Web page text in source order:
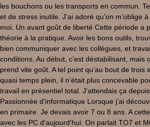
les bouchons ou les transports en commun.
et de stress inutile. J’ai adoré qu’on m’oblige
moi. Un avant goût de liberté Cette période a
théorie à la pratique. Avoir les bons outils,
bien communiquer avec les collègues, et
conditions. Au début, c’est déstabilisant, mais
prend vite goût. A tel point qu’au bout de trois
quasi temps plein, il n’était plus concevable
travail en présentiel total. J’attendais ça
Passionnée d’informatique Lorsque j’ai
en primaire. Je devais avoir 7 ou 8 ans. A
avec les PC d’aujourd’hui. On parlait TO7 et